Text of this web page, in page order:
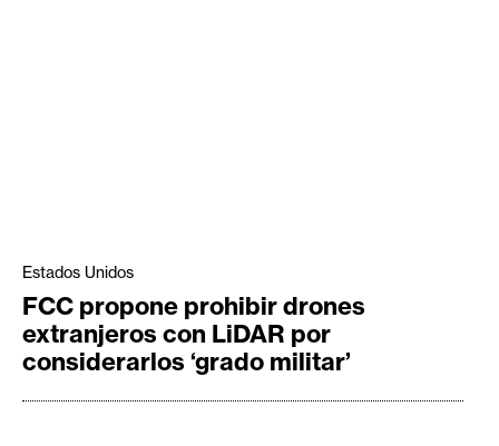
Estados Unidos
FCC propone prohibir drones
extranjeros con LiDAR por
considerarlos ‘grado militar’